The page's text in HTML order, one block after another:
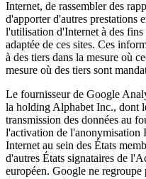
Internet, de rassembler des
d'apporter d'autres prestations
l'utilisation d'Internet à des fins
adaptée de ces sites. Ces
à des tiers dans la mesure où
mesure où des tiers sont
Le fournisseur de Google
la holding Alphabet Inc., dont
transmission des données au
l'activation de l'anonymisation
Internet au sein des États
d'autres États signataires de
européen. Google ne regroupe